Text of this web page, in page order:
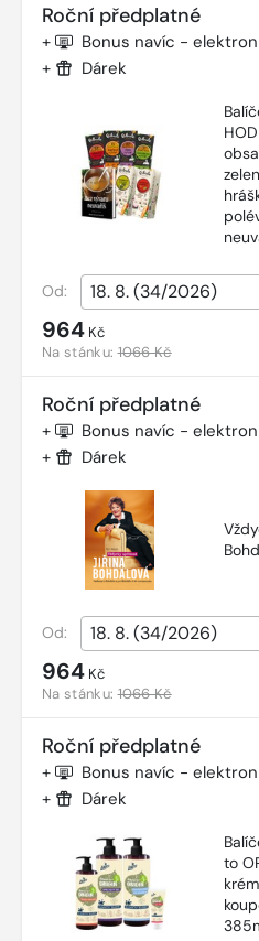
Roční předplatné
+ Bonus navíc -
+ Dárek
Od:
964 Kč
Na stánku:1066 Kč
Roční předplatné
+ Bonus navíc -
+ Dárek
Od:
964 Kč
Na stánku:1066 Kč
Roční předplatné
+ Bonus navíc -
+ Dárek
to